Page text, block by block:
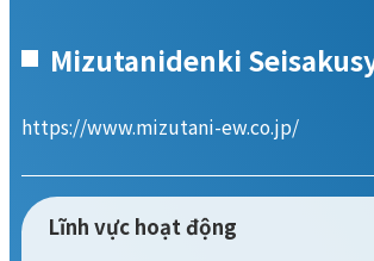
Mizutanidenki
https://www.mizutani-ew.co.jp/
Lĩnh vực hoạt động